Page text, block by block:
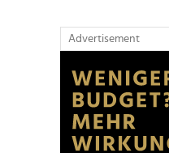
Advertisement